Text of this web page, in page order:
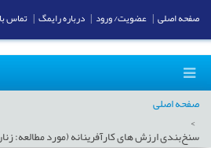
صفحه اصلی
سنخ‌بندی ارزش های کارآفرینانه (مورد مطالعه:
صفحه اصلی عضویت/ ورود درباره رایمگ تماس با